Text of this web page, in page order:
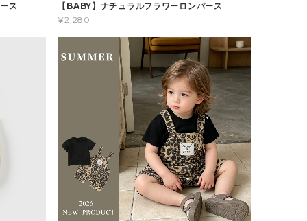
ス
【BABY】ナチュラルフラワーロンパース
¥2,280